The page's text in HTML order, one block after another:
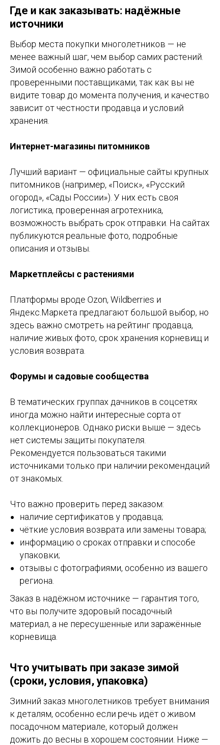
Где и как заказывать: надёжные
источники
Выбор места покупки многолетников — не
менее важный шаг, чем выбор самих растений.
Зимой особенно важно работать с
проверенными поставщиками, так как вы не
видите товар до момента получения, и качество
зависит от честности продавца и условий
хранения.
Интернет-магазины питомников
Лучший вариант — официальные сайты крупных
питомников (например, «Поиск», «Русский
огород», «Сады России»). У них есть своя
логистика, проверенная агротехника,
возможность выбрать срок отправки. На сайтах
публикуются реальные фото, подробные
описания и отзывы.
Маркетплейсы с растениями
Платформы вроде Ozon, Wildberries и
Яндекс.Маркета предлагают большой выбор, но
здесь важно смотреть на рейтинг продавца,
наличие живых фото, срок хранения корневищ и
условия возврата.
Форумы и садовые сообщества
В тематических группах дачников в соцсетях
иногда можно найти интересные сорта от
коллекционеров. Однако риски выше — здесь
нет системы защиты покупателя.
Рекомендуется пользоваться такими
источниками только при наличии рекомендаций
от знакомых.
Что важно проверить перед заказом:
наличие сертификатов у продавца;
чёткие условия возврата или замены товара;
информацию о сроках отправки и способе
упаковки;
отзывы с фотографиями, особенно из вашего
региона.
Заказ в надёжном источнике — гарантия того,
что вы получите здоровый посадочный
материал, а не пересушенные или заражённые
корневища.
Что учитывать при заказе зимой
(сроки, условия, упаковка)
Зимний заказ многолетников требует внимания
к деталям, особенно если речь идёт о живом
посадочном материале, который должен
дожить до весны в хорошем состоянии. Ниже —